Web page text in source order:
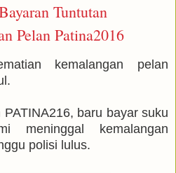
Tuntutan
Pelan Patina2016
kemalangan pelan
baru bayar suku
meninggal kemalangan
polisi lulus.